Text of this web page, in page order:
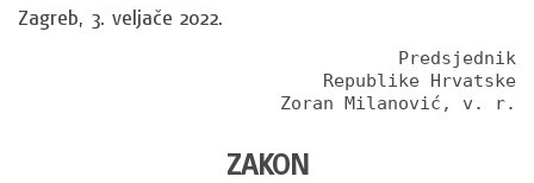
Zagreb, 3. veljače 2022.
Predsjednik
Republike Hrvatske
Zoran Milanović, v. r.
ZAKON